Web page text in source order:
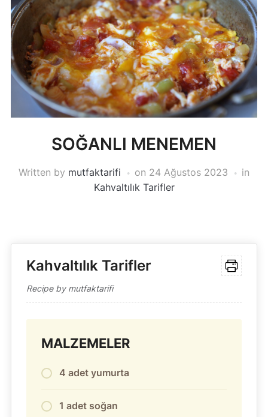
SOĞANLI MENEMEN
Written by mutfaktarifi on 24 Ağustos 2023
in
Kahvaltılık Tarifler
Kahvaltılık Tarifler
Recipe by mutfaktarifi
MALZEMELER
4 adet yumurta
1 adet soğan